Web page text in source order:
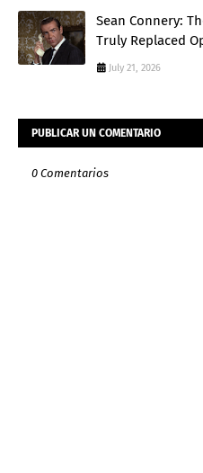
Sean Connery:
Truly Replaced
July 21, 2026
PUBLICAR UN COMENTARIO
0 Comentarios